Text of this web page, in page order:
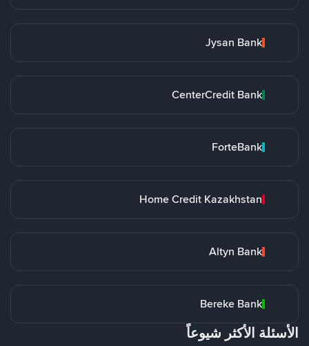
Jysan Bank
CenterCredit Bank
ForteBank
Home Credit Kazakhstan
Altyn Bank
Bereke Bank
الأسئلة الأكثر شيوعاً